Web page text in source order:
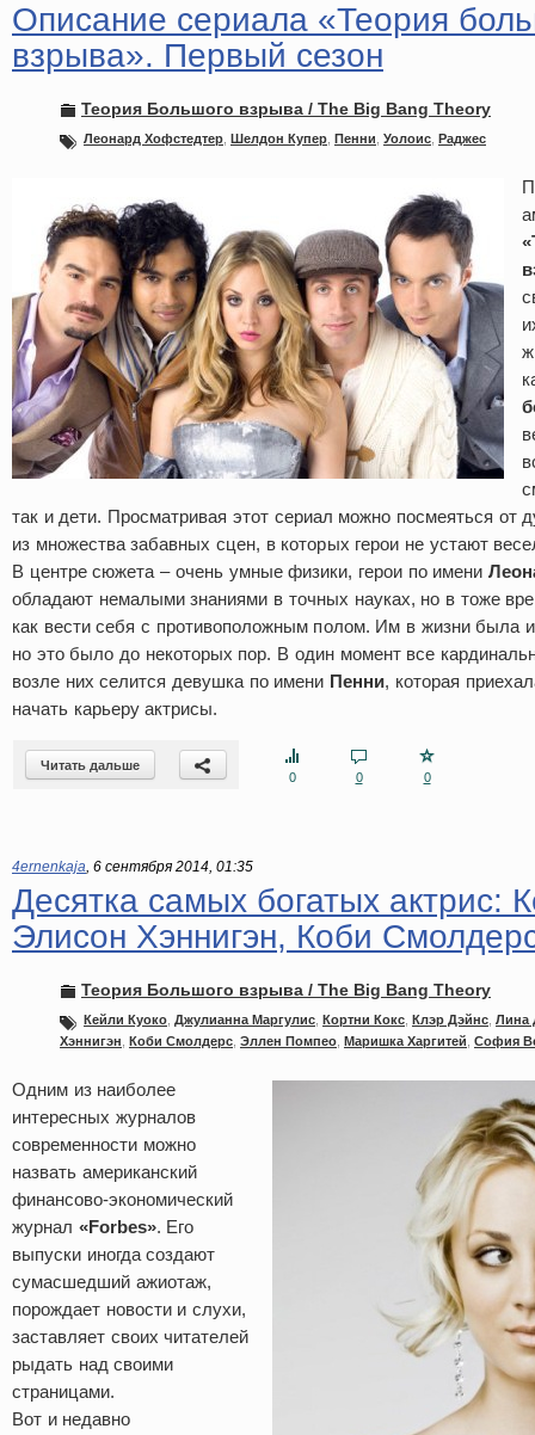
Описание сериала «Теория
взрыва». Первый сезон
Теория Большого взрыва / The Big Bang Theory
Леонард Хофстедтер Шелдон Купер Пенни Уолоис Раджес
так и дети. Просматривая этот сериал можно посмеяться от
из множества забавных сцен, в которых герои не устают
В центре сюжета – очень умные физики, герои по имени
обладают немалыми знаниями в точных науках, но в тоже
как вести себя с противоположным полом. Им в жизни была
но это было до некоторых пор. В один момент все
возле них селится девушка по имени Пенни, которая
начать карьеру актрисы.
Читать дальше
0
0 0
4ernenkaja, 6 сентября 2014, 01:35
Десятка самых богатых актрис:
Элисон Хэннигэн, Коби
Теория Большого взрыва / The Big Bang Theory
Кейли Куоко Джулианна Маргулис Кортни Кокс Клэр Дэйнс Лина
Хэннигэн Коби Смолдерс Эллен Помпео Маришка Харгитей София
Одним из наиболее
интересных журналов
современности можно
назвать американский
финансово-экономический
журнал «Forbes». Его
выпуски иногда создают
сумасшедший ажиотаж,
порождает новости и слухи,
заставляет своих читателей
рыдать над своими
страницами.
Вот и недавно